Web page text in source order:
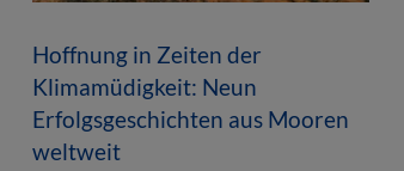
Hoffnung in Zeiten der
Klimamüdigkeit: Neun
Erfolgsgeschichten aus Mooren
weltweit